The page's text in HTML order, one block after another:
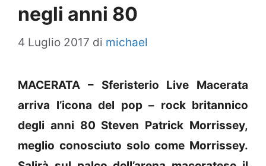
negli anni 80
4 Luglio 2017 di michael
MACERATA – Sferisterio Live Macerata
arriva l’icona del pop – rock britannico
degli anni 80 Steven Patrick Morrissey,
meglio conosciuto solo come Morrissey.